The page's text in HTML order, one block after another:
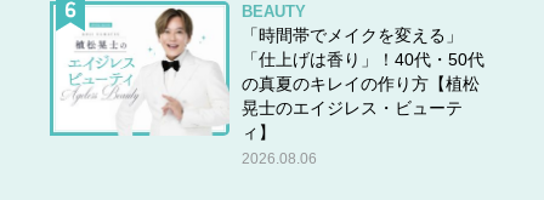
BEAUTY
「時間帯でメイクを変える」
「仕上げは香り」！40代・50代
の真夏のキレイの作り方【植松
晃士のエイジレス・ビューテ
ィ】
2026.08.06